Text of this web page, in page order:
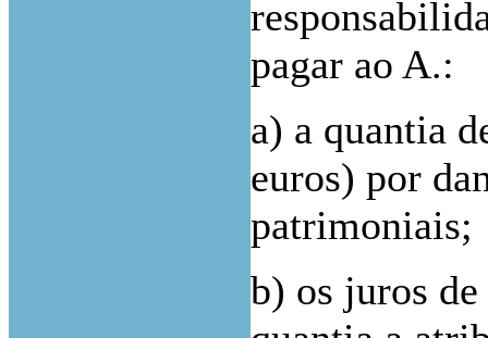
pagar ao A.:
a) a quantia
euros) por
patrimoniais;
b) os juros